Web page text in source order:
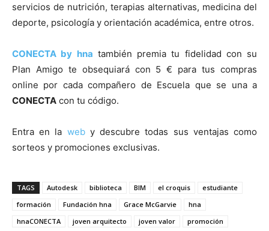
servicios de nutrición, terapias alternativas, medicina del
deporte, psicología y orientación académica, entre otros.
CONECTA by hna también premia tu fidelidad con su
Plan Amigo te obsequiará con 5 € para tus compras
online por cada compañero de Escuela que se una a
CONECTA con tu código.
Entra en la weby descubre todas sus ventajas como
sorteos y promociones exclusivas.
TAGS Autodesk biblioteca BIM el croquis
estudiante
formación
Fundación hna Grace McGarvie
hna
hnaCONECTA
joven arquitecto joven valor promoción